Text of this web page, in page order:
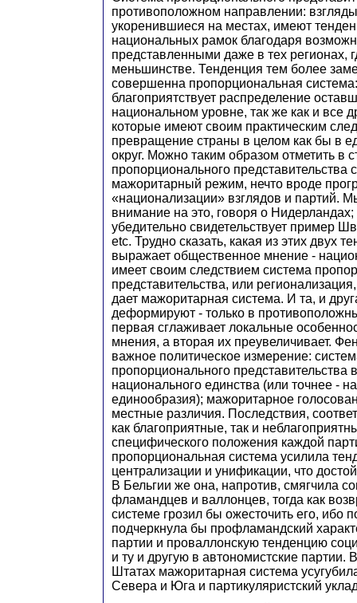
противоположном направлении:
укоренившиеся на местах, имеют
национальных рамок благодаря
представленными даже в тех регионах,
меньшинстве. Тенденция тем более
совершенна пропорциональная
благоприятствует распределение
национальном уровне, так же как и все
которые имеют своим практическим
превращение страны в целом как бы в
округ. Можно таким образом отметить в
пропорционального представительства
мажоритарный режим, нечто вроде
«национализации» взглядов и партий.
внимание на это, говоря о
убедительно свидетельствует пример
etc. Трудно сказать, какая из этих двух
выражает общественное мнение -
имеет своим следствием система
представительства, или
дает мажоритарная система. И та, и
деформируют - только в
первая сглаживает локальные
мнения, а вторая их преувеличивает.
важное политическое измерение:
пропорционального представительства
национального единства (или точнее -
единообразия); мажоритарное
местные различия. Последствия,
как благоприятные, так и
специфического положения каждой
пропорциональная система усилила
централизации и унификации, что
В Бельгии же она, напротив, смягчила
фламандцев и валлонцев, тогда как
системе грозил бы ожесточить его, ибо
подчеркнула бы профламандский
партии и проваллонскую тенденцию
и ту и другую в автономистские
Штатах мажоритарная система
Севера и Юга и партикуляристский